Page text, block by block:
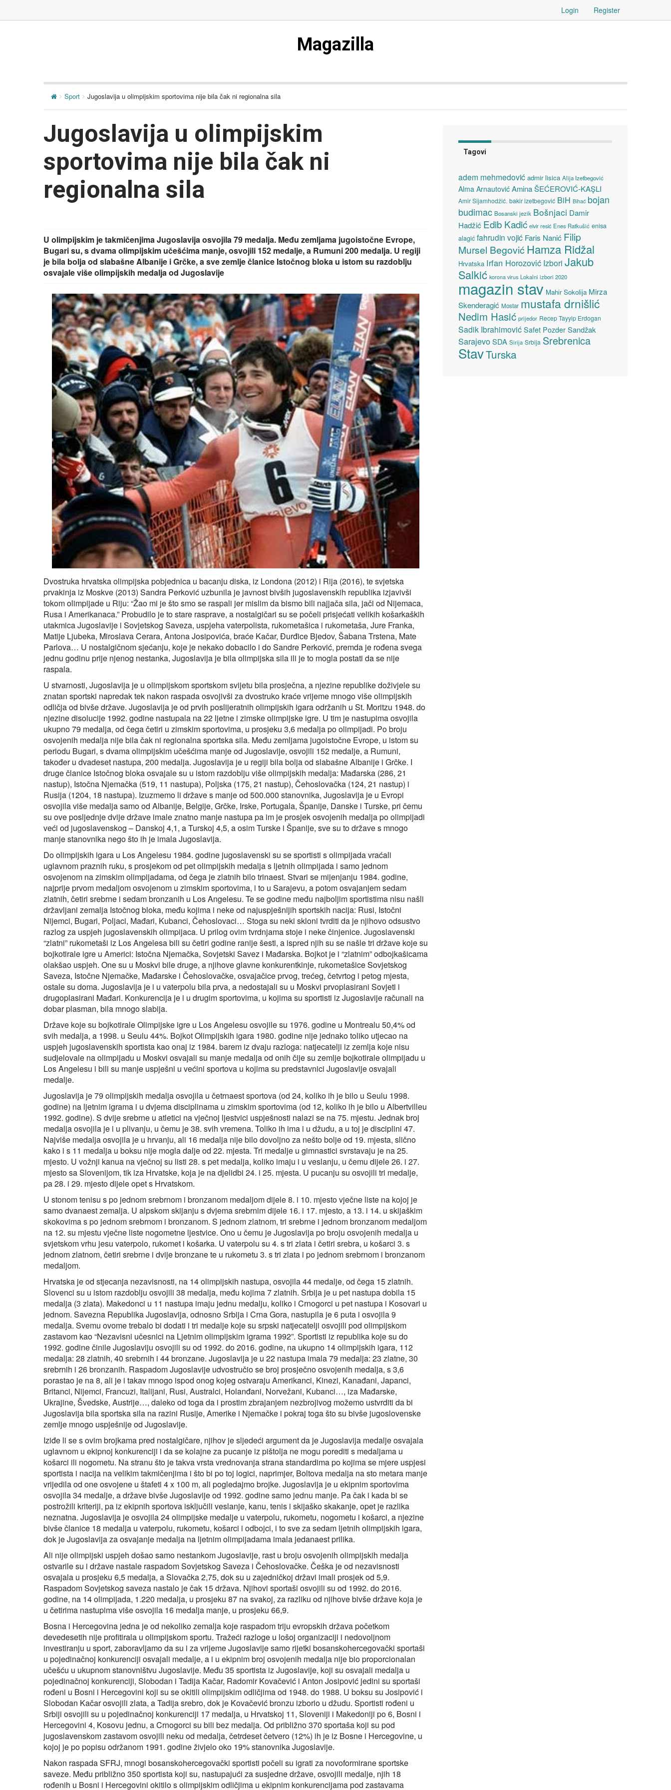
Login Register
Magazilla
Sport Jugoslavija u olimpijskim sportovima nije bila čak ni regionalna sila
Jugoslavija u olimpijskim
sportovima nije bila čak ni
regionalna sila
U olimpijskim je takmičenjima Jugoslavija osvojila 79 medalja. Među zemljama jugoistočne Evrope,
Bugari su, s dvama olimpijskim učešćima manje, osvojili 152 medalje, a Rumuni 200 medalja. U regiji
je bila bolja od slabašne Albanije i Grčke, a sve zemlje članice Istočnog bloka u istom su razdoblju
osvajale više olimpijskih medalja od Jugoslavije
Dvostruka hrvatska olimpijska pobjednica u bacanju diska, iz Londona (2012) i Rija (2016), te svjetska
prvakinja iz Moskve (2013) Sandra Perković uzbunila je javnost bivših jugoslavenskih republika izjavivši
tokom olimpijade u Riju: “Žao mi je što smo se raspali jer mislim da bismo bili najjača sila, jači od Nijemaca,
Rusa i Amerikanaca.” Probudilo je to stare rasprave, a nostalgičari su se počeli prisjećati velikih košarkaških
utakmica Jugoslavije i Sovjetskog Saveza, uspjeha vaterpolista, rukometašica i rukometaša, Jure Franka,
Matije Ljubeka, Miroslava Cerara, Antona Josipovića, braće Kačar, Đurđice Bjedov, Šabana Trstena, Mate
Parlova… U nostalgičnom sjećanju, koje je nekako dobacilo i do Sandre Perković, premda je rođena svega
jednu godinu prije njenog nestanka, Jugoslavija je bila olimpijska sila ili je to mogla postati da se nije
raspala.
U stvarnosti, Jugoslavija je u olimpijskom sportskom svijetu bila prosječna, a njezine republike doživjele su
znatan sportski napredak tek nakon raspada osvojivši za dvostruko kraće vrijeme mnogo više olimpijskih
odličja od bivše države. Jugoslavija je od prvih poslijeratnih olimpijskih igara održanih u St. Moritzu 1948. do
njezine disolucije 1992. godine nastupala na 22 ljetne i zimske olimpijske igre. U tim je nastupima osvojila
ukupno 79 medalja, od čega četiri u zimskim sportovima, u prosjeku 3,6 medalja po olimpijadi. Po broju
osvojenih medalja nije bila čak ni regionalna sportska sila. Među zemljama jugoistočne Evrope, u istom su
periodu Bugari, s dvama olimpijskim učešćima manje od Jugoslavije, osvojili 152 medalje, a Rumuni,
također u dvadeset nastupa, 200 medalja. Jugoslavija je u regiji bila bolja od slabašne Albanije i Grčke. I
druge članice Istočnog bloka osvajale su u istom razdoblju više olimpijskih medalja: Mađarska (286, 21
nastup), Istočna Njemačka (519, 11 nastupa), Poljska (175, 21 nastup), Čehoslovačka (124, 21 nastup) i
Rusija (1204, 18 nastupa). Izuzmemo li države s manje od 500.000 stanovnika, Jugoslavija je u Evropi
osvojila više medalja samo od Albanije, Belgije, Grčke, Irske, Portugala, Španije, Danske i Turske, pri čemu
su ove posljednje dvije države imale znatno manje nastupa pa im je prosjek osvojenih medalja po olimpijadi
veći od jugoslavenskog – Danskoj 4,1, a Turskoj 4,5, a osim Turske i Španije, sve su to države s mnogo
manje stanovnika nego što ih je imala Jugoslavija.
Do olimpijskih igara u Los Angelesu 1984. godine jugoslavenski su se sportisti s olimpijada vraćali
uglavnom praznih ruku, s prosjekom od pet olimpijskih medalja s ljetnih olimpijada i samo jednom
osvojenom na zimskim olimpijadama, od čega je zlatnih bilo trinaest. Stvari se mijenjanju 1984. godine,
najprije prvom medaljom osvojenom u zimskim sportovima, i to u Sarajevu, a potom osvajanjem sedam
zlatnih, četiri srebrne i sedam bronzanih u Los Angelesu. Te se godine među najboljim sportistima nisu našli
državljani zemalja Istočnog bloka, među kojima i neke od najuspješnijih sportskih nacija: Rusi, Istočni
Nijemci, Bugari, Poljaci, Mađari, Kubanci, Čehoslovaci… Stoga su neki skloni tvrditi da je njihovo odsustvo
razlog za uspjeh jugoslavenskih olimpijaca. U prilog ovim tvrdnjama stoje i neke činjenice. Jugoslavenski
“zlatni” rukometaši iz Los Angelesa bili su četiri godine ranije šesti, a ispred njih su se našle tri države koje su
bojkotirale igre u Americi: Istočna Njemačka, Sovjetski Savez i Mađarska. Bojkot je i “zlatnim” odbojkašicama
olakšao uspjeh. One su u Moskvi bile druge, a njihove glavne konkurentkinje, rukometašice Sovjetskog
Saveza, Istočne Njemačke, Mađarske i Čehoslovačke, osvajačice prvog, trećeg, četvrtog i petog mjesta,
ostale su doma. Jugoslavija je i u vaterpolu bila prva, a nedostajali su u Moskvi prvoplasirani Sovjeti i
drugoplasirani Mađari. Konkurencija je i u drugim sportovima, u kojima su sportisti iz Jugoslavije računali na
dobar plasman, bila mnogo slabija.
Države koje su bojkotirale Olimpijske igre u Los Angelesu osvojile su 1976. godine u Montrealu 50,4% od
svih medalja, a 1998. u Seulu 44%. Bojkot Olimpijskih igara 1980. godine nije jednako toliko utjecao na
uspjeh jugoslavenskih sportista kao onaj iz 1984. barem iz dvaju razloga: natjecatelji iz zemlja koje nisu
sudjelovale na olimpijadu u Moskvi osvajali su manje medalja od onih čije su zemlje bojkotirale olimpijadu u
Los Angelesu i bili su manje uspješni u većini sportova u kojima su predstavnici Jugoslavije osvajali
medalje.
Jugoslavija je 79 olimpijskih medalja osvojila u četrnaest sportova (od 24, koliko ih je bilo u Seulu 1998.
godine) na ljetnim igrama i u dvjema disciplinama u zimskim sportovima (od 12, koliko ih je bilo u Albertvilleu
1992. godine). S dvije srebrne u atletici na vječnoj ljestvici uspješnosti nalazi se na 75. mjestu. Jednak broj
medalja osvojila je i u plivanju, u čemu je 38. svih vremena. Toliko ih ima i u džudu, a u toj je disciplini 47.
Najviše medalja osvojila je u hrvanju, ali 16 medalja nije bilo dovoljno za nešto bolje od 19. mjesta, slično
kako i s 11 medalja u boksu nije mogla dalje od 22. mjesta. Tri medalje u gimnastici svrstavaju je na 25.
mjesto. U vožnji kanua na vječnoj su listi 28. s pet medalja, koliko imaju i u veslanju, u čemu dijele 26. i 27.
mjesto sa Slovenijom, tik iza Hrvatske, koja je na djelidbi 24. i 25. mjesta. U pucanju su osvojili tri medalje,
pa 28. i 29. mjesto dijele opet s Hrvatskom.
U stonom tenisu s po jednom srebrnom i bronzanom medaljom dijele 8. i 10. mjesto vječne liste na kojoj je
samo dvanaest zemalja. U alpskom skijanju s dvjema srebrnim dijele 16. i 17. mjesto, a 13. i 14. u skijaškim
skokovima s po jednom srebrnom i bronzanom. S jednom zlatnom, tri srebrne i jednom bronzanom medaljom
na 12. su mjestu vječne liste nogometne ljestvice. Ono u čemu je Jugoslavija po broju osvojenih medalja u
svjetskom vrhu jesu vaterpolo, rukomet i košarka. U vaterpolu su 4. s tri zlata i četiri srebra, u košarci 3. s
jednom zlatnom, četiri srebrne i dvije bronzane te u rukometu 3. s tri zlata i po jednom srebrnom i bronzanom
medaljom.
Hrvatska je od stjecanja nezavisnosti, na 14 olimpijskih nastupa, osvojila 44 medalje, od čega 15 zlatnih.
Slovenci su u istom razdoblju osvojili 38 medalja, među kojima 7 zlatnih. Srbija je u pet nastupa dobila 15
medalja (3 zlata). Makedonci u 11 nastupa imaju jednu medalju, koliko i Crnogorci u pet nastupa i Kosovari u
jednom. Savezna Republika Jugoslavija, odnosno Srbija i Crna Gora, nastupila je 6 puta i osvojila 9
medalja. Svemu ovome trebalo bi dodati i tri medalje koje su srpski natjecatelji osvojili pod olimpijskom
zastavom kao “Nezavisni učesnici na Ljetnim olimpijskim igrama 1992”. Sportisti iz republika koje su do
1992. godine činile Jugoslaviju osvojili su od 1992. do 2016. godine, na ukupno 14 olimpijskih igara, 112
medalja: 28 zlatnih, 40 srebrnih i 44 bronzane. Jugoslavija je u 22 nastupa imala 79 medalja: 23 zlatne, 30
srebrnih i 26 bronzanih. Raspadom Jugoslavije udvostručio se broj prosječno osvojenih medalja, s 3,6
porastao je na 8, ali je i takav mnogo ispod onog kojeg ostvaraju Amerikanci, Kinezi, Kanađani, Japanci,
Britanci, Nijemci, Francuzi, Italijani, Rusi, Australci, Holanđani, Norvežani, Kubanci…, iza Mađarske,
Ukrajine, Švedske, Austrije…, daleko od toga da i prostim zbrajanjem nezbrojivog možemo ustvrditi da bi
Jugoslavija bila sportska sila na razini Rusije, Amerike i Njemačke i pokraj toga što su bivše jugoslovenske
zemlje mnogo uspješnije od Jugoslavije.
Iziđe li se s ovim brojkama pred nostalgičare, njihov je sljedeći argument da je Jugoslavija medalje osvajala
uglavnom u ekipnoj konkurenciji i da se kolajne za pucanje iz pištolja ne mogu porediti s medaljama u
košarci ili nogometu. Na stranu što je takva vrsta vrednovanja strana standardima po kojima se mjere uspjesi
sportista i nacija na velikim takmičenjima i što bi po toj logici, naprimjer, Boltova medalja na sto metara manje
vrijedila od one osvojene u štafeti 4 x 100 m, ali pogledajmo brojke. Jugoslavija je u ekipnim sportovima
osvojila 34 medalje, a države bivše Jugoslavije od 1992. godine samo jednu manje. Pa čak i kada bi se
postrožili kriteriji, pa iz ekipnih sportova isključili veslanje, kanu, tenis i skijaško skakanje, opet je razlika
neznatna. Jugoslavija je osvojila 24 olimpijske medalje u vaterpolu, rukometu, nogometu i košarci, a njezine
bivše članice 18 medalja u vaterpolu, rukometu, košarci i odbojci, i to sve za sedam ljetnih olimpijskih igara,
dok je Jugoslavija za osvajanje medalja na ljetnim olimpijadama imala jedanaest prilika.
Ali nije olimpijski uspjeh došao samo nestankom Jugoslavije, rast u broju osvojenih olimpijskih medalja
ostvarile su i države nastale raspadom Sovjetskog Saveza i Čehoslovačke. Češka je od nezavisnosti
osvajala u prosjeku 6,5 medalja, a Slovačka 2,75, dok su u zajedničkoj državi imali prosjek od 5,9.
Raspadom Sovjetskog saveza nastalo je čak 15 država. Njihovi sportaši osvojili su od 1992. do 2016.
godine, na 14 olimpijada, 1.220 medalja, u prosjeku 87 na svakoj, za razliku od njihove bivše države koja je
u četirima nastupima više osvojila 16 medalja manje, u prosjeku 66,9.
Bosna i Hercegovina jedna je od nekoliko zemalja koje raspadom triju evropskih država početkom
devedesetih nije profitirala u olimpijskom sportu. Tražeći razloge u lošoj organizaciji i nedovoljnom
investiranju u sport, zaboravljamo da su i za vrijeme Jugoslavije samo rijetki bosanskohercegovački sportaši
u pojedinačnoj konkurenciji osvajali medalje, a i u ekipnim broj osvojenih medalja nije bio proporcionalan
učešću u ukupnom stanovništvu Jugoslavije. Među 35 sportista iz Jugoslavije, koji su osvajali medalja u
pojedinačnoj konkurenciji, Slobodan i Tadija Kačar, Radomir Kovačević i Anton Josipović jedini su sportaši
rođeni u Bosni i Hercegovini koji su se okitili olimpijskim odličjima od 1948. do 1988. U boksu su Josipović i
Slobodan Kačar osvojili zlata, a Tadija srebro, dok je Kovačević bronzu izborio u džudu. Sportisti rođeni u
Srbiji osvojili su u pojedinačnoj konkurenciji 17 medalja, u Hrvatskoj 11, Sloveniji i Makedoniji po 6, Bosni i
Hercegovini 4, Kosovu jednu, a Crnogorci su bili bez medalja. Od približno 370 sportaša koji su pod
jugoslavenskom zastavom osvojili neku od medalja, četrdeset četvero (12%) ih je iz Bosne i Hercegovine, u
kojoj je po popisu održanom 1991. godine živjelo oko 19% stanovnika Jugoslavije.
Nakon raspada SFRJ, mnogi bosanskohercegovački sportisti počeli su igrati za novoformirane sportske
saveze. Među približno 350 sportista koji su, nastupajući za susjedne države, osvojili medalje, njih 18
rođenih u Bosni i Hercegovini okitilo s olimpijskim odličjima u ekipnim konkurencijama pod zastavama
Tagovi
adem mehmedović admir lisica Alija Izetbegović
Alma Arnautović Amina ŠEĆEROVIĆ-KAŞLI
Amir Sijamhodžić. bakir izetbegović BiH Bihać bojan
budimac Bosanski jezik Bošnjaci Damir
Hadžić Edib Kadić elvir resić Enes Ratkušić enisa
alagić fahrudin vojić Faris Nanić Filip
Mursel Begović Hamza Ridžal
Hrvatska Irfan Horozović Izbori Jakub
Salkić korona virus Lokalni izbori 2020
magazin stav Mahir Sokolija Mirza
Skenderagić Mostar mustafa drnišlić
Nedim Hasić prijedor Recep Tayyip Erdogan
Sadik Ibrahimović Safet Pozder Sandžak
SarajevoSDA Sirija Srbija Srebrenica
StavTurska